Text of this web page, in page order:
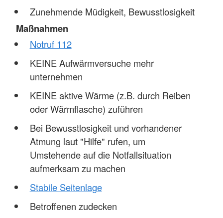
Zunehmende Müdigkeit, Bewusstlosigkeit
Maßnahmen
Notruf 112
KEINE Aufwärmversuche mehr
unternehmen
KEINE aktive Wärme (z.B. durch Reiben
oder Wärmflasche) zuführen
Bei Bewusstlosigkeit und vorhandener
Atmung laut "Hilfe" rufen, um
Umstehende auf die Notfallsituation
aufmerksam zu machen
Stabile Seitenlage
Betroffenen zudecken